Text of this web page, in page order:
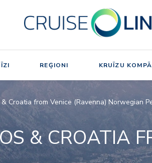
REĢIONI KRUĪZU
Croatia from Venice (Ravenna) Norwegian
& CROATIA